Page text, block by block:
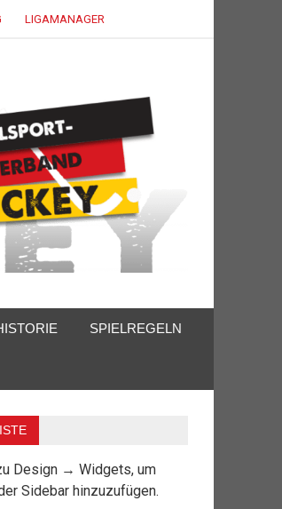
LIGAMANAGER
SPIELREGELN
Design → Widgets, um
Sidebar hinzuzufügen.